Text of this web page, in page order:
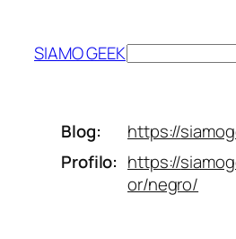
contenuto
SIAMO GEEKCerca
Blog https://
Profilo
https://
or/negro/